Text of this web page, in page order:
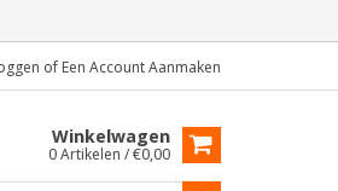
of Een Account Aanmaken
Winkelwagen
0 Artikelen / €0,00